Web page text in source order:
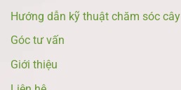
Hướng dẫn kỹ thuật chăm sóc cây
Góc tư vấn
Giới thiệu